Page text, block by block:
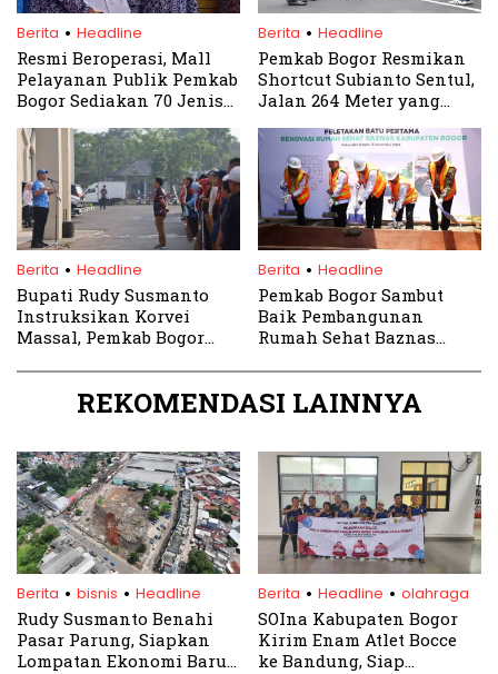
Berita . Headline
Resmi Beroperasi, Mall
Pelayanan Publik Pemkab
Bogor Sediakan 70 Jenis
Berita . Headline
Pemkab Bogor Resmikan
Shortcut Subianto Sentul,
Jalan 264 Meter yang
Berita . Headline
Bupati Rudy Susmanto
Instruksikan Korvei
Massal, Pemkab Bogor
Pusat Pemerintahan
Berita . Headline
Pemkab Bogor Sambut
Baik Pembangunan
Rumah Sehat Baznas
Kesehatan Gratis
REKOMENDASI LAINNYA
Berita . bisnis . Headline
Rudy Susmanto Benahi
Pasar Parung, Siapkan
Lompatan Ekonomi Baru
Berita . Headline . olahraga
SOIna Kabupaten Bogor
Kirim Enam Atlet Bocce
ke Bandung, Siap